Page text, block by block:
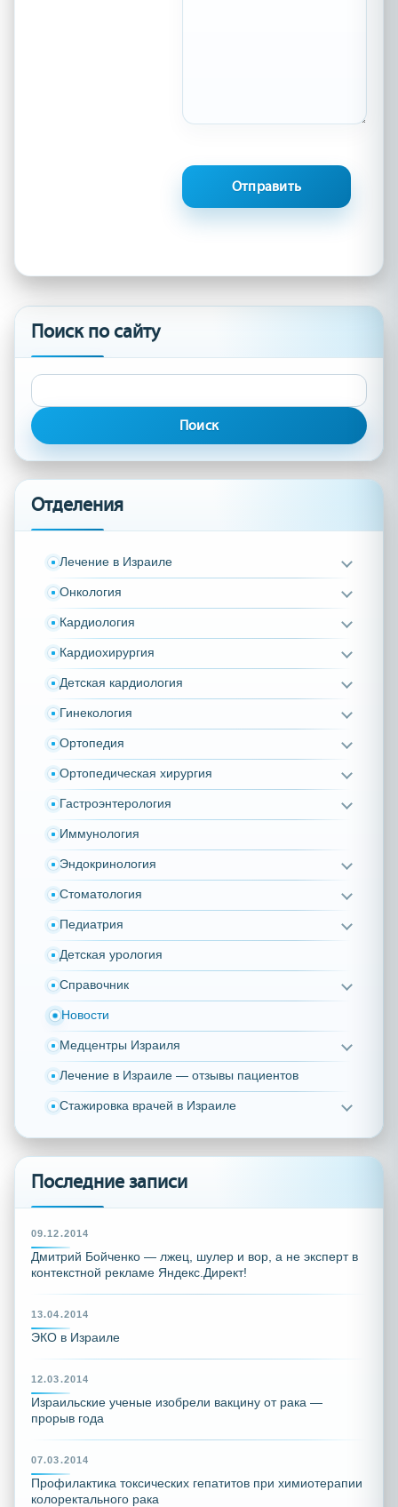
Поиск по сайту
Найти:
Отделения
Лечение в Израиле
Онкология
Кардиология
Кардиохирургия
Детская кардиология
Гинекология
Ортопедия
Ортопедическая хирургия
Гастроэнтерология
Иммунология
Эндокринология
Стоматология
Педиатрия
Детская урология
Справочник
Новости
Медцентры Израиля
Лечение в Израиле — отзывы пациентов
Стажировка врачей в Израиле
Последние записи
09.12.2014
Дмитрий Бойченко — лжец, шулер и вор, а не эксперт в
контекстной рекламе Яндекс.Директ!
13.04.2014
ЭКО в Израиле
12.03.2014
Израильские ученые изобрели вакцину от рака —
прорыв года
07.03.2014
Профилактика токсических гепатитов при химиотерапии
колоректального рака